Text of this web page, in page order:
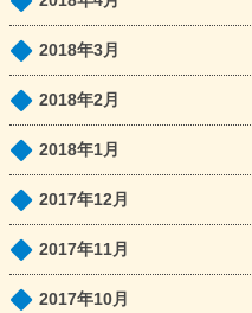
2018年3月
2018年2月
2018年1月
2017年12月
2017年11月
2017年10月